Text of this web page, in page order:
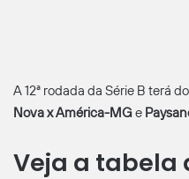
A 12ª rodada da Série B terá
Nova x América-MGe
Veja a tabela